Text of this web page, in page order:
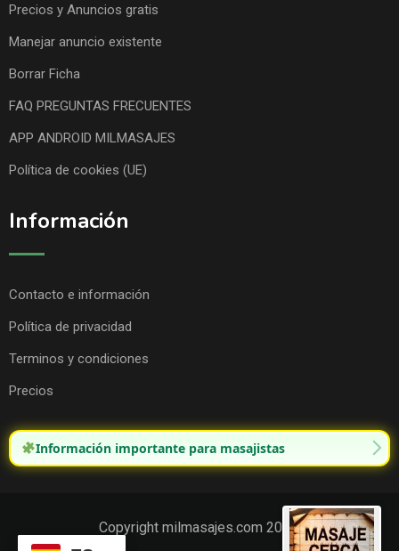
Precios y Anuncios gratis
Manejar anuncio existente
Borrar Ficha
FAQ PREGUNTAS FRECUENTES
APP ANDROID MILMASAJES
Política de cookies (UE)
Información
Contacto e información
Política de privacidad
Terminos y condiciones
Precios
Información importante para masajistas
Copyright milmasajes.com 2025.